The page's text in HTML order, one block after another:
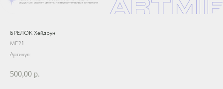
БРЕЛОК Хейдрун
MF21
Артикул:
500,00 р.